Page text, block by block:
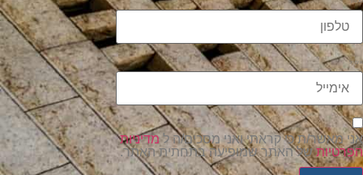
טלפון
אימייל
אני מאשר/ת כי קראתי ואני מסכים/ה למדיניות
הפרטיותשל האתר שמופיעה בתחתית האתר.